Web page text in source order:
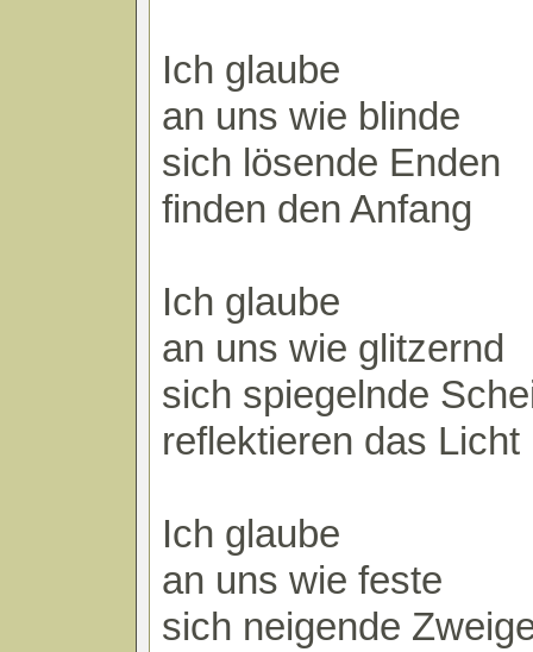
Ich glaube
an uns wie blinde
sich lösende Enden
finden den Anfang
Ich glaube
an uns wie glitzernd
sich spiegelnde
reflektieren das Licht
Ich glaube
an uns wie feste
sich neigende